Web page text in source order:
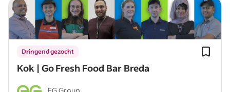
Kok | Go Fresh Food Bar Breda
Dringend gezocht